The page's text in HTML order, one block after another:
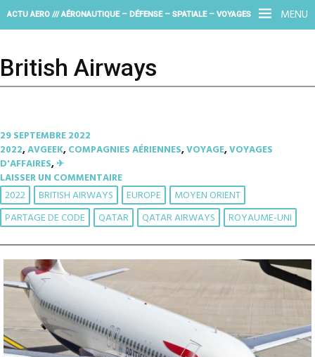
MENU
ACTU AERO /// AÉRONAUTIQUE – DÉFENSE – SPATIALE – VOYAGES
British Airways
29 SEPTEMBRE 2022
2022,AVGEEK,COMPAGNIES AÉRIENNES,VOYAGE,VOYAGES
D'AFFAIRES,✈︎
LAISSER UN COMMENTAIRE
2022 BRITISH AIRWAYS EUROPE
MOYEN ORIENT
PARTAGE DE CODE
QATAR QATAR AIRWAYS ROYAUME-UNI